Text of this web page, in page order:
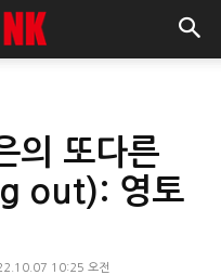
의 또다른
out): 영토
10:25 오전